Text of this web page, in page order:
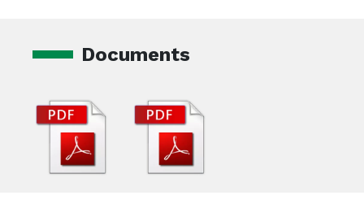
Documents